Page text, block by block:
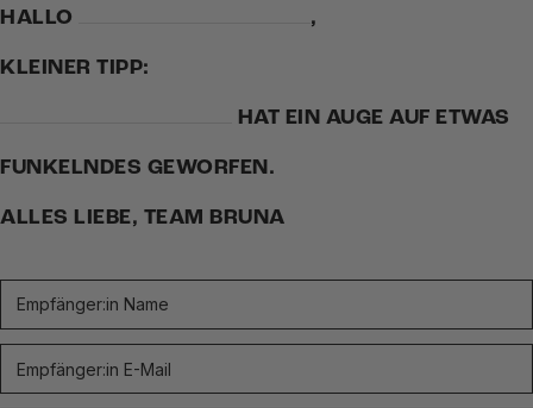
HALLO ,
KLEINER TIPP:
HAT EIN AUGE AUF ETWAS
FUNKELNDES GEWORFEN.
ALLES LIEBE, TEAM BRUNA